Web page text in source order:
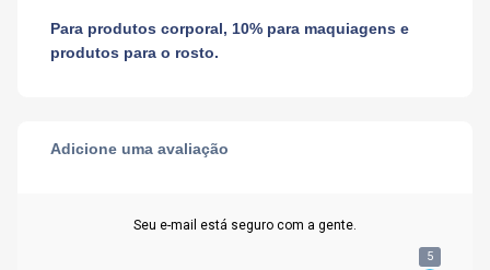
Para produtos corporal, 10% para maquiagens e
produtos para o rosto.
Adicione uma avaliação
Seu e-mail está seguro com a gente.
5